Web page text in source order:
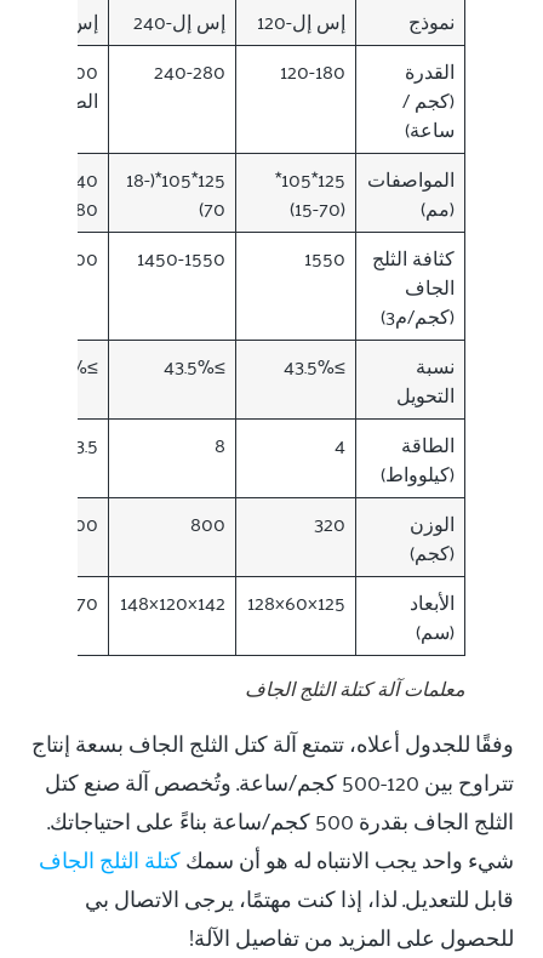
نموذج إس إل-120 إس إل-240
إس إل-500
القدرة
(كجم /
ساعة)
120-180
240-280
الطلب)
المواصفات
(مم)
125*105*
(15-70)
125*105*(18-
70)
180)
كثافة الثلج
الجاف
(كجم/م3)
1550
1450-1550
1300-1500
نسبة
التحويل
≥43.5%
≥43.5%
≥43.5%
الطاقة
(كيلوواط)
4
8
13.5
الوزن
(كجم)
320
800
4500
الأبعاد
(سم)
125×60×128
142×120×148
270×150×180
معلمات آلة كتلة الثلج الجاف
وفقًا للجدول أعلاه، تتمتع آلة كتل الثلج الجاف بسعة إنتاج
تتراوح بين 120-500 كجم/ساعة. وتُخصص آلة صنع كتل
الثلج الجاف بقدرة 500 كجم/ساعة بناءً على احتياجاتك.
شيء واحد يجب الانتباه له هو أن سمككتلة الثلج الجاف
قابل للتعديل. لذا، إذا كنت مهتمًا، يرجى الاتصال بي
للحصول على المزيد من تفاصيل الآلة!